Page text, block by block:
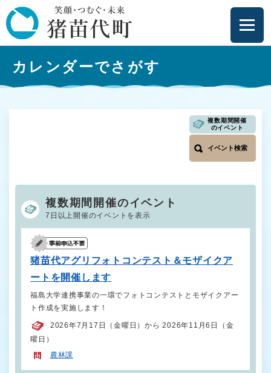
ー
ジ
の
メニューを飛ばして本文へ
カレンダーでさがす
複数期間開催
のイベント
イベント検索
複数期間開催のイベント
7日以上開催のイベントを表示
猪苗代アグリフォトコンテスト＆モザイクア
ートを開催します
福島大学連携事業の一環でフォトコンテストとモザイクアー
ト作成を実施します！
2026年7月17日（金曜日）から 2026年11月6日（金
曜日）
農林課